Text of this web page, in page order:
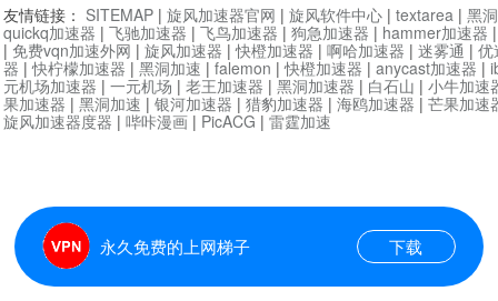
永久免费的上网梯子 下载
友情链接： SITEMAP | 旋风加速器官网 | 旋风软件中心 | textarea | 黑
quickq加速器 | 飞驰加速器 | 飞鸟加速器 | 狗急加速器 | hammer加速器
| 免费vqn加速外网 | 旋风加速器 |快橙加速器 | 啊哈加速器 | 迷雾通 | 优
器 |快柠檬加速器 | 黑洞加速 | falemon |快橙加速器 | anycast加速器 |
元机场加速器 | 一元机场 | 老王加速器 | 黑洞加速器 | 白石山 | 小牛加速
果加速器 | 黑洞加速 | 银河加速器 | 猎豹加速器 | 海鸥加速器 | 芒果加速
旋风加速器度器 | 哔咔漫画 | PicACG | 雷霆加速